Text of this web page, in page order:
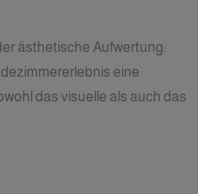
ästhetische Aufwertung:
eine
das visuelle als auch das